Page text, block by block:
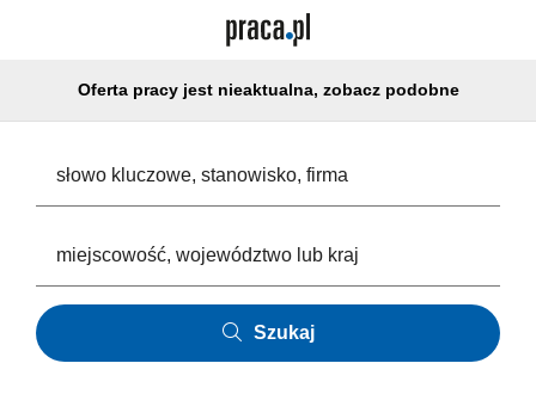
Oferta pracy jest nieaktualna, zobacz podobne
Szukaj